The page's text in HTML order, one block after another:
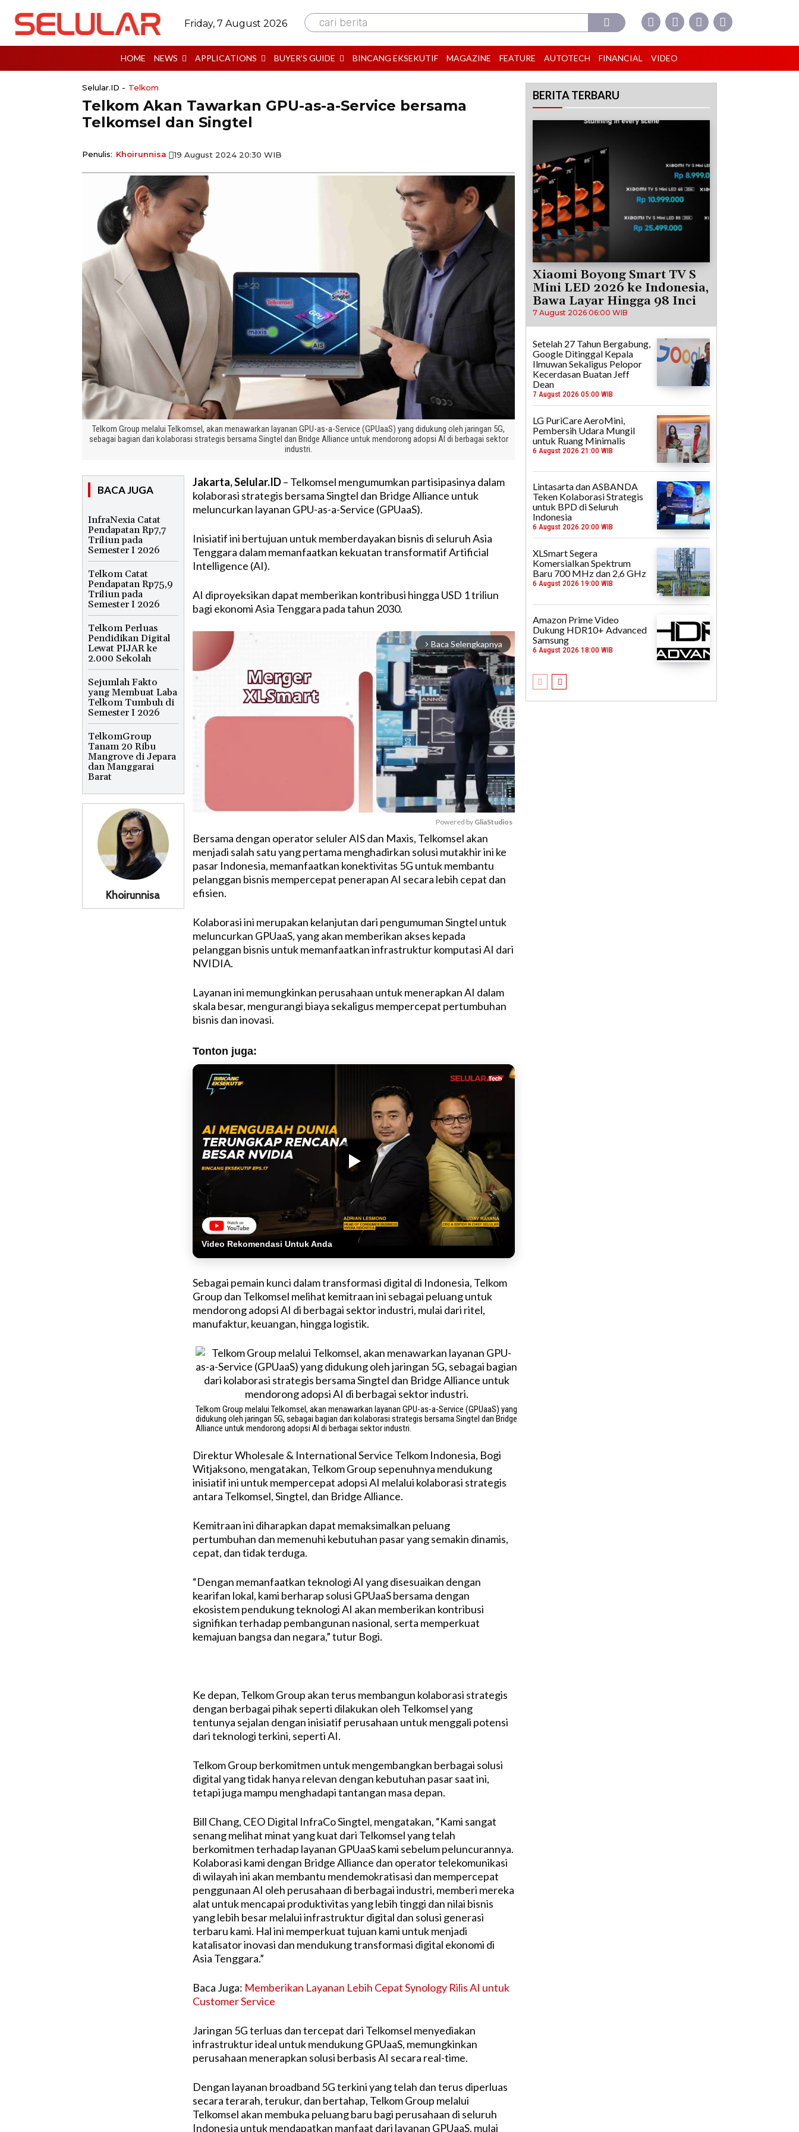
Friday, 7 August 2026 cari berita
HOME NEWS APPLICATIONS BUYER’S GUIDE BINCANG EKSEKUTIF MAGAZINE FEATURE AUTOTECH FINANCIAL VIDEO
Selular.ID - Telkom
Telkom Akan Tawarkan GPU-as-a-Service bersama
Telkomsel dan Singtel
Penulis: Khoirunnisa 19 August 2024 20:30 WIB
Telkom Group melalui Telkomsel, akan menawarkan layanan GPU-as-a-Service (GPUaaS) yang didukung oleh jaringan 5G,
sebagai bagian dari kolaborasi strategis bersama Singtel dan Bridge Alliance untuk mendorong adopsi AI di berbagai sektor
industri.
BACA JUGA
InfraNexia Catat
Pendapatan Rp7,7
Triliun pada
Semester I 2026
Telkom Catat
Pendapatan Rp75,9
Triliun pada
Semester I 2026
Telkom Perluas
Pendidikan Digital
Lewat PIJAR ke
2.000 Sekolah
Sejumlah Fakto
yang Membuat Laba
Telkom Tumbuh di
Semester I 2026
TelkomGroup
Tanam 20 Ribu
Mangrove di Jepara
dan Manggarai
Barat
Khoirunnisa
Jakarta, Selular.ID– Telkomsel mengumumkan partisipasinya dalam
kolaborasi strategis bersama Singtel dan Bridge Alliance untuk
meluncurkan layanan GPU-as-a-Service (GPUaaS).
Inisiatif ini bertujuan untuk memberdayakan bisnis di seluruh Asia
Tenggara dalam memanfaatkan kekuatan transformatif Artificial
Intelligence (AI).
AI diproyeksikan dapat memberikan kontribusi hingga USD 1 triliun
bagi ekonomi Asia Tenggara pada tahun 2030.
arrow_forward_ios Baca Selengkapnya
M
u
Powered by GliaStudios
Bersama dengan operator seluler AIS dan Maxis, Telkomsel akan
menjadi salah satu yang pertama menghadirkan solusi mutakhir ini ke
pasar Indonesia, memanfaatkan konektivitas 5G untuk membantu
pelanggan bisnis mempercepat penerapan AI secara lebih cepat dan
efisien.
Kolaborasi ini merupakan kelanjutan dari pengumuman Singtel untuk
meluncurkan GPUaaS, yang akan memberikan akses kepada
pelanggan bisnis untuk memanfaatkan infrastruktur komputasi AI dari
NVIDIA.
Layanan ini memungkinkan perusahaan untuk menerapkan AI dalam
skala besar, mengurangi biaya sekaligus mempercepat pertumbuhan
bisnis dan inovasi.
Tonton juga:
Video Rekomendasi Untuk Anda
Sebagai pemain kunci dalam transformasi digital di Indonesia, Telkom
Group dan Telkomsel melihat kemitraan ini sebagai peluang untuk
mendorong adopsi AI di berbagai sektor industri, mulai dari ritel,
manufaktur, keuangan, hingga logistik.
Telkom Group melalui Telkomsel, akan menawarkan layanan GPU-as-a-Service (GPUaaS) yang
didukung oleh jaringan 5G, sebagai bagian dari kolaborasi strategis bersama Singtel dan Bridge
Alliance untuk mendorong adopsi AI di berbagai sektor industri.
Direktur Wholesale & International Service Telkom Indonesia, Bogi
Witjaksono, mengatakan, Telkom Group sepenuhnya mendukung
inisiatif ini untuk mempercepat adopsi AI melalui kolaborasi strategis
antara Telkomsel, Singtel, dan Bridge Alliance.
Kemitraan ini diharapkan dapat memaksimalkan peluang
pertumbuhan dan memenuhi kebutuhan pasar yang semakin dinamis,
cepat, dan tidak terduga.
“Dengan memanfaatkan teknologi AI yang disesuaikan dengan
kearifan lokal, kami berharap solusi GPUaaS bersama dengan
ekosistem pendukung teknologi AI akan memberikan kontribusi
signifikan terhadap pembangunan nasional, serta memperkuat
kemajuan bangsa dan negara,” tutur Bogi.
Ke depan, Telkom Group akan terus membangun kolaborasi strategis
dengan berbagai pihak seperti dilakukan oleh Telkomsel yang
tentunya sejalan dengan inisiatif perusahaan untuk menggali potensi
dari teknologi terkini, seperti AI.
Telkom Group berkomitmen untuk mengembangkan berbagai solusi
digital yang tidak hanya relevan dengan kebutuhan pasar saat ini,
tetapi juga mampu menghadapi tantangan masa depan.
Bill Chang, CEO Digital InfraCo Singtel, mengatakan, “Kami sangat
senang melihat minat yang kuat dari Telkomsel yang telah
berkomitmen terhadap layanan GPUaaS kami sebelum peluncurannya.
Kolaborasi kami dengan Bridge Alliance dan operator telekomunikasi
di wilayah ini akan membantu mendemokratisasi dan mempercepat
penggunaan AI oleh perusahaan di berbagai industri, memberi mereka
alat untuk mencapai produktivitas yang lebih tinggi dan nilai bisnis
yang lebih besar melalui infrastruktur digital dan solusi generasi
terbaru kami. Hal ini memperkuat tujuan kami untuk menjadi
katalisator inovasi dan mendukung transformasi digital ekonomi di
Asia Tenggara.”
Baca Juga: Memberikan Layanan Lebih Cepat Synology Rilis AI untuk
Customer Service
Jaringan 5G terluas dan tercepat dari Telkomsel menyediakan
infrastruktur ideal untuk mendukung GPUaaS, memungkinkan
perusahaan menerapkan solusi berbasis AI secara real-time.
Dengan layanan broadband 5G terkini yang telah dan terus diperluas
secara terarah, terukur, dan bertahap, Telkom Group melalui
Telkomsel akan membuka peluang baru bagi perusahaan di seluruh
Indonesia untuk mendapatkan manfaat dari layanan GPUaaS, mulai
BERITA TERBARU
Xiaomi Boyong Smart TV S
Mini LED 2026 ke Indonesia,
Bawa Layar Hingga 98 Inci
7 August 2026 06:00 WIB
Setelah 27 Tahun Bergabung,
Google Ditinggal Kepala
Ilmuwan Sekaligus Pelopor
Kecerdasan Buatan Jeff
Dean
7 August 2026 05:00 WIB
LG PuriCare AeroMini,
Pembersih Udara Mungil
untuk Ruang Minimalis
6 August 2026 21:00 WIB
Lintasarta dan ASBANDA
Teken Kolaborasi Strategis
untuk BPD di Seluruh
Indonesia
6 August 2026 20:00 WIB
XLSmart Segera
Komersialkan Spektrum
Baru 700 MHz dan 2,6 GHz
6 August 2026 19:00 WIB
Amazon Prime Video
Dukung HDR10+ Advanced
Samsung
6 August 2026 18:00 WIB